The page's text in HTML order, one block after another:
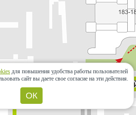
для повышения удобства работы пользователей
сайт вы даете свое согласие на эти действия.
ОК